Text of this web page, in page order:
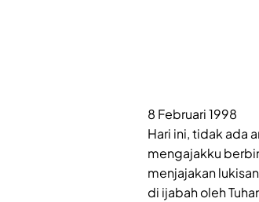
8 Februari 1998
Hari ini, tidak ada
mengajakku
menjajakan
di ijabah oleh